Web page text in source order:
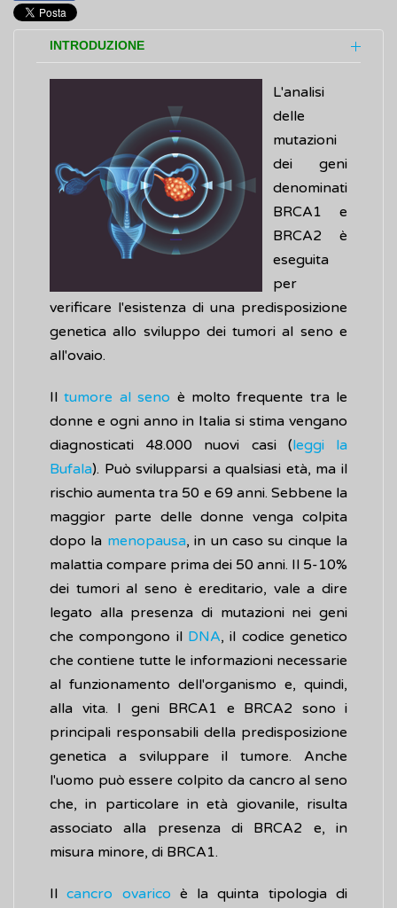
INTRODUZIONE
L'analisi
delle
mutazioni
dei geni
denominati
BRCA1 e
BRCA2 è
eseguita
per
verificare l'esistenza di una predisposizione
genetica allo sviluppo dei tumori al seno e
all'ovaio.
Iltumore al seno è molto frequente tra le
donne e ogni anno in Italia si stima vengano
diagnosticati 48.000 nuovi casi (leggi la
Bufala). Può svilupparsi a qualsiasi età, ma il
rischio aumenta tra 50 e 69 anni. Sebbene la
maggior parte delle donne venga colpita
dopo la menopausa, in un caso su cinque la
malattia compare prima dei 50 anni. Il 5-10%
dei tumori al seno è ereditario, vale a dire
legato alla presenza di mutazioni nei geni
che compongono il DNA, il codice genetico
che contiene tutte le informazioni necessarie
al funzionamento dell'organismo e, quindi,
alla vita. I geni BRCA1 e BRCA2 sono i
principali responsabili della predisposizione
genetica a sviluppare il tumore. Anche
l'uomo può essere colpito da cancro al seno
che, in particolare in età giovanile, risulta
associato alla presenza di BRCA2 e, in
misura minore, di BRCA1.
Ilcancro ovarico è la quinta tipologia di